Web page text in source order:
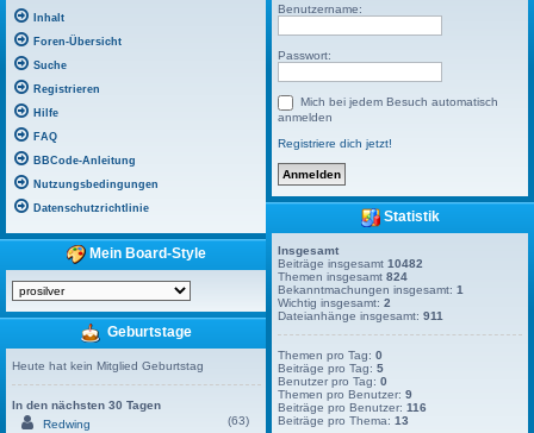
Inhalt
Foren-Übersicht
Suche
Registrieren
Hilfe
FAQ
BBCode-Anleitung
Nutzungsbedingungen
Datenschutzrichtlinie
Mein Board-Style
Geburtstage
Heute hat kein Mitglied Geburtstag
In den nächsten 30 Tagen
Redwing
(63)
Benutzername:
Passwort:
Mich bei jedem Besuch automatisch
anmelden
Registriere dich jetzt!
Statistik
Insgesamt
Beiträge insgesamt10482
Themen insgesamt824
Bekanntmachungen insgesamt:1
Wichtig insgesamt:2
Dateianhänge insgesamt:911
Themen pro Tag:0
Beiträge pro Tag:5
Benutzer pro Tag:0
Themen pro Benutzer:9
Beiträge pro Benutzer:116
Beiträge pro Thema:13